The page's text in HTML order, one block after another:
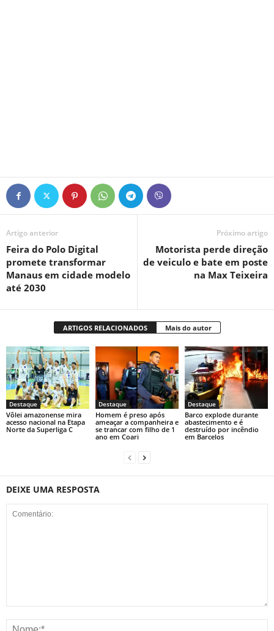
Artigo anterior
Feira do Polo Digital
promete transformar
Manaus em cidade modelo
até 2030
Próximo artigo
Motorista perde direção
de veiculo e bate em poste
na Max Teixeira
ARTIGOS RELACIONADOS Mais do autor
Destaque
Vôlei amazonense mira
acesso nacional na Etapa
Norte da Superliga C
Destaque
Homem é preso após
ameaçar a companheira e
se trancar com filho de 1
ano em Coari
Destaque
Barco explode durante
abastecimento e é
destruído por incêndio
em Barcelos
DEIXE UMA RESPOSTA